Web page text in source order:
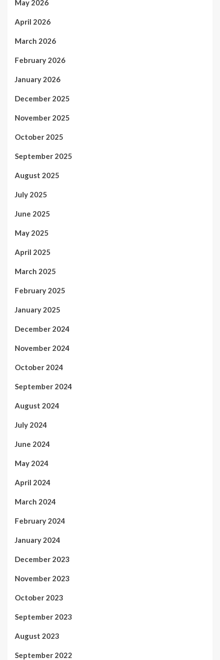
May 2026
April 2026
March 2026
February 2026
January 2026
December 2025
November 2025
October 2025
September 2025
August 2025
July 2025
June 2025
May 2025
April 2025
March 2025
February 2025
January 2025
December 2024
November 2024
October 2024
September 2024
August 2024
July 2024
June 2024
May 2024
April 2024
March 2024
February 2024
January 2024
December 2023
November 2023
October 2023
September 2023
August 2023
September 2022